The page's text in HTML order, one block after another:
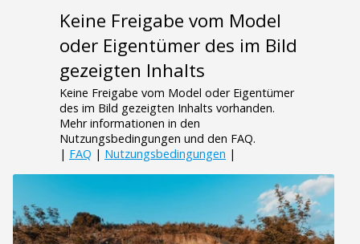
Keine Freigabe vom Model
oder Eigentümer des im Bild
gezeigten Inhalts
Keine Freigabe vom Model oder Eigentümer
des im Bild gezeigten Inhalts vorhanden.
Mehr informationen in den
Nutzungsbedingungen und den FAQ.
| FAQ | Nutzungsbedingungen |